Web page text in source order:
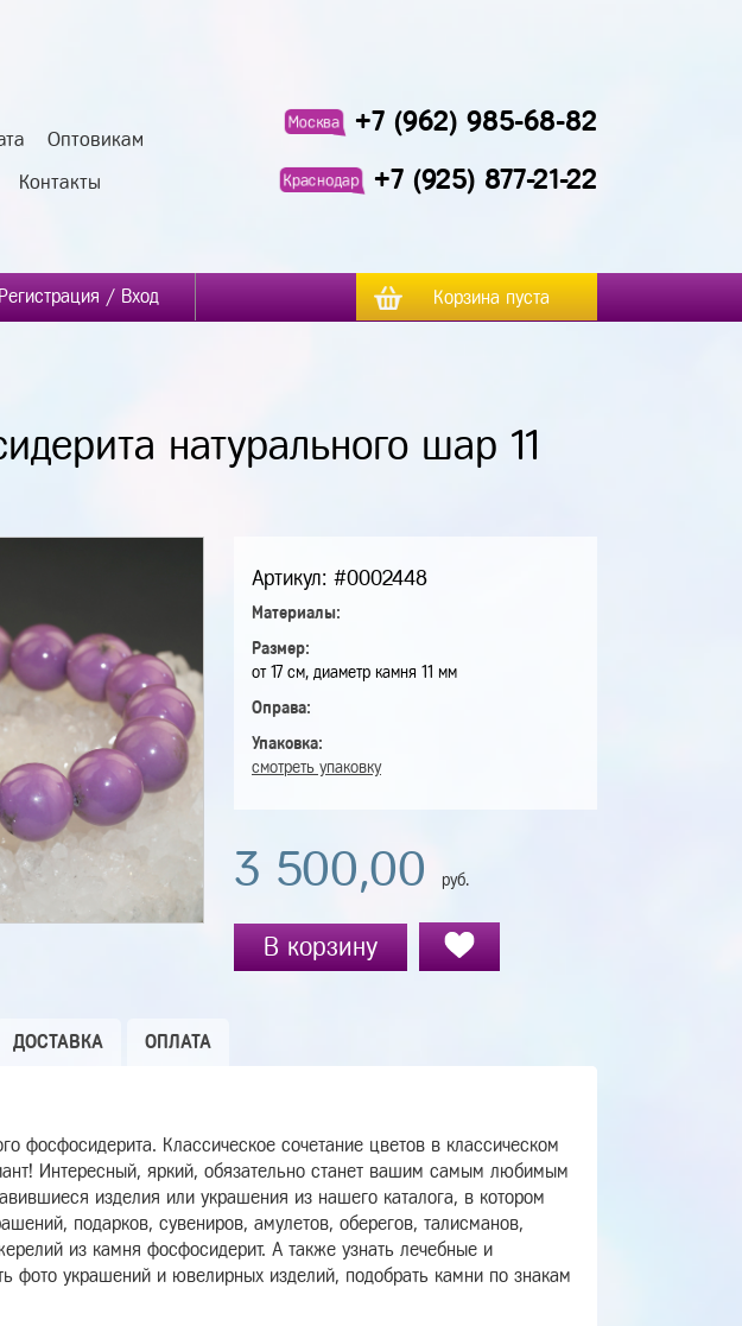
Оптовикам
Контакты
Москва +7 (962) 985-68-82
Краснодар +7 (925) 877-21-22
Регистрация / Вход Корзина пуста
натурального шар 11
Артикул: #0002448
Материалы:
Размер:
от 17 см, диаметр камня 11 мм
Оправа:
Упаковка:
смотреть упаковку
3 500,00 руб.
В корзину
ДОСТАВКА ОПЛАТА
фосфосидерита. Классическое сочетание цветов в классическом
Интересный, яркий, обязательно станет вашим самым любимым
изделия или украшения из нашего каталога, в котором
подарков, сувениров, амулетов, оберегов, талисманов,
из камня фосфосидерит. А также узнать лечебные и
фото украшений и ювелирных изделий, подобрать камни по знакам